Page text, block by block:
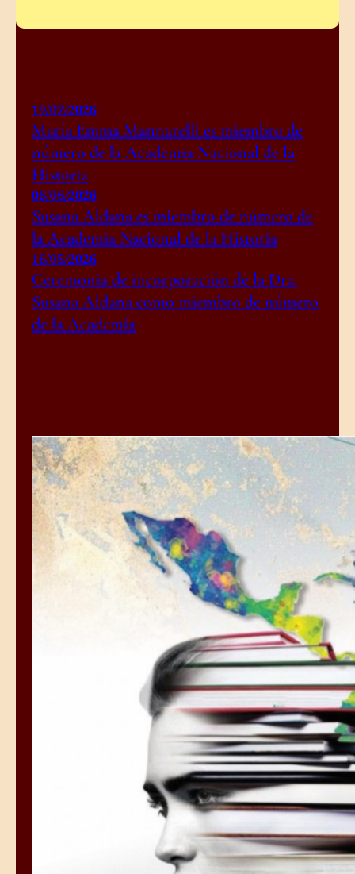
19/07/2026
María Emma Mannarelli es miembro de
número de la Academia Nacional de la
Historia
06/06/2026
Susana Aldana es miembro de número de
la Academia Nacional de la Historia
16/05/2026
Ceremonia de incorporación de la Dra.
Susana Aldana como miembro de número
de la Academia